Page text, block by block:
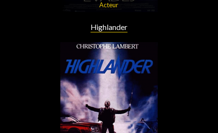
Acteur
Highlander